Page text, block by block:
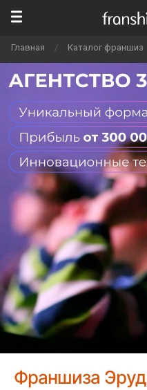
Главная / Каталог франшиз
Франшиза